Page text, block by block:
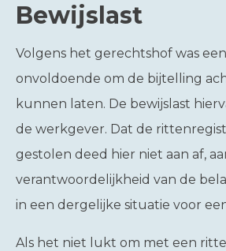
Bewijslast
Volgens het gerechtshof was
onvoldoende om de bijtelling
kunnen laten. De bewijslast
de werkgever. Dat de
gestolen deed hier niet aan af,
verantwoordelijkheid van de
in een dergelijke situatie voor
Als het niet lukt om met een